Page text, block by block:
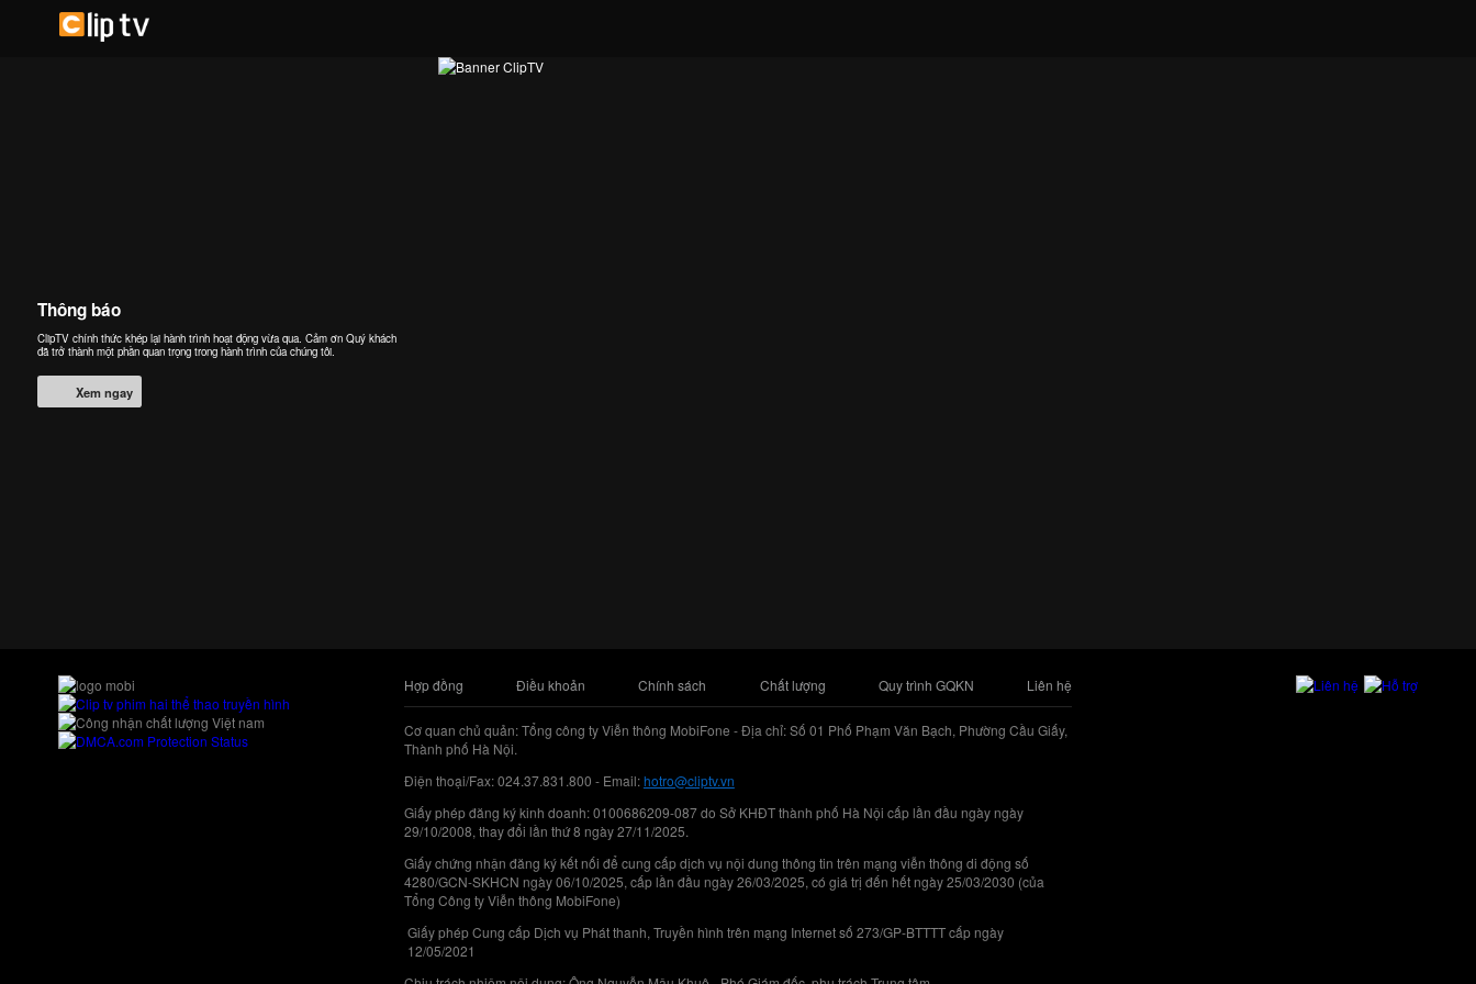
Thông báo
ClipTV chính thức khép lại hành trình hoạt động vừa qua. Cảm ơn Quý khách
đã trở thành một phần quan trọng trong hành trình của chúng tôi.
Xem ngay
Hợp đồng Điều khoản Chính sách Chất lượng Quy trình GQKN Liên hệ
Cơ quan chủ quản: Tổng công ty Viễn thông MobiFone - Địa chỉ: Số 01 Phố Phạm Văn Bạch, Phường Cầu Giấy,
Thành phố Hà Nội.
Điện thoại/Fax: 024.37.831.800 - Email:hotro@cliptv.vn
Giấy phép đăng ký kinh doanh: 0100686209-087 do Sở KHĐT thành phố Hà Nội cấp lần đầu ngày ngày
29/10/2008, thay đổi lần thứ 8 ngày 27/11/2025.
Giấy chứng nhận đăng ký kết nối để cung cấp dịch vụ nội dung thông tin trên mạng viễn thông di động số
4280/GCN-SKHCN ngày 06/10/2025, cấp lần đầu ngày 26/03/2025, có giá trị đến hết ngày 25/03/2030 (của
Tổng Công ty Viễn thông MobiFone)
Giấy phép Cung cấp Dịch vụ Phát thanh, Truyền hình trên mạng Internet số 273/GP-BTTTT cấp ngày
12/05/2021